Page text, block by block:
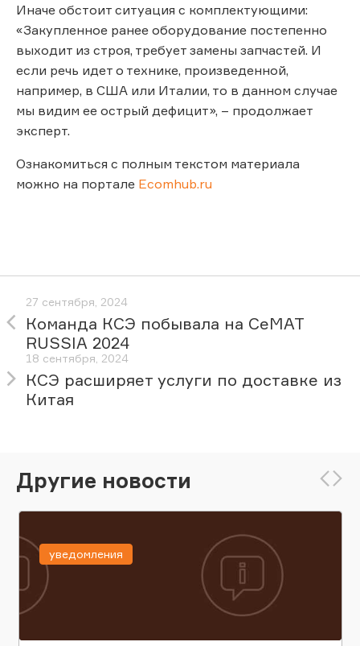
Иначе обстоит ситуация с комплектующими:
«Закупленное ранее оборудование постепенно
выходит из строя, требует замены запчастей. И
если речь идет о технике, произведенной,
например, в США или Италии, то в данном случае
мы видим ее острый дефицит», – продолжает
эксперт.
Ознакомиться с полным текстом материала
можно на портале Ecomhub.ru
27 сентября, 2024
Команда КСЭ побывала на CeMAT
RUSSIA 2024
18 сентября, 2024
КСЭ расширяет услуги по доставке из
Китая
Другие новости
уведомления